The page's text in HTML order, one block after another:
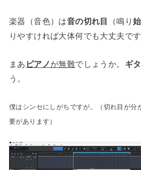
楽器（音色）は音の切れ目 （鳴り
りやすければ大体何でも大丈夫です
まあ ピアノが無難でしょうか。 ギ
う。
僕はシンセにしがちですが。（切れ目が分
要があります）
動